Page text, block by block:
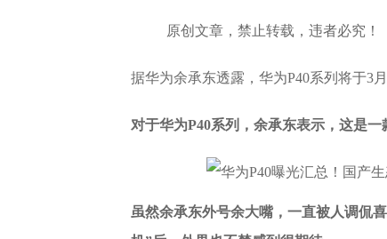
原创文章，禁止转载，违者必究！
据华为余承东透露，华为P40系列将于3月
对于华为P40系列，余承东表示，这是一
虽然余承东外号余大嘴，一直被人调侃